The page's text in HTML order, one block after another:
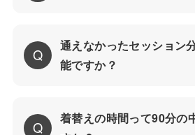
通えなかったセッション
能ですか？
着替えの時間って90分の